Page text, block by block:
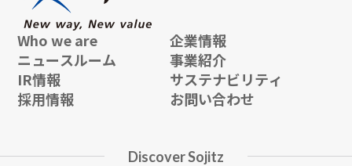
Who we are
企業情報
ニュースルーム
事業紹介
IR情報
サステナビリティ
採用情報
お問い合わせ
Discover Sojitz